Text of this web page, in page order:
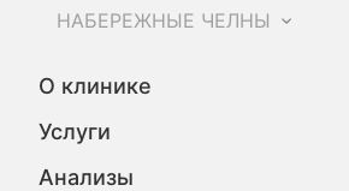
НАБЕРЕЖНЫЕ ЧЕЛНЫ
О клинике
Услуги
Анализы